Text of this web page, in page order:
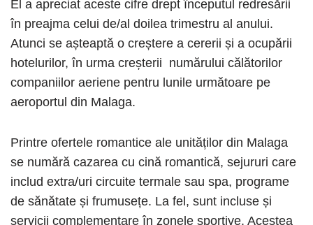
El a apreciat aceste cifre drept începutul redresării
în preajma celui de/al doilea trimestru al anului.
Atunci se așteaptă o creștere a cererii și a ocupării
hotelurilor, în urma creșterii numărului călătorilor
companiilor aeriene pentru lunile următoare pe
aeroportul din Malaga.
Printre ofertele romantice ale unităților din Malaga
se numără cazarea cu cină romantică, sejururi care
includ extra/uri circuite termale sau spa, programe
de sănătate și frumusețe. La fel, sunt incluse și
servicii complementare în zonele sportive. Acestea